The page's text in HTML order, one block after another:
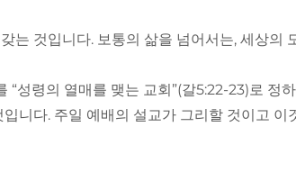
것입니다. 보통의 삶을 넘어서는, 세상의
성령의 열매를 맺는 교회”(갈5:22-23)로 정
니다. 주일 예배의 설교가 그리할 것이고 이